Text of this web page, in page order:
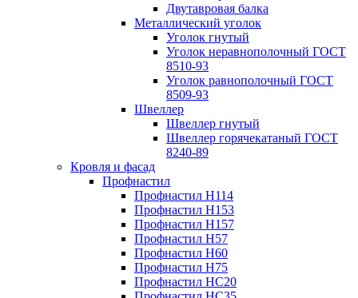
Двутавровая балка
Металлический уголок
Уголок гнутый
Уголок неравнополочный ГОСТ
8510-93
Уголок равнополочный ГОСТ
8509-93
Швеллер
Швеллер гнутый
Швеллер горячекатаный ГОСТ
8240-89
Кровля и фасад
Профнастил
Профнастил Н114
Профнастил Н153
Профнастил Н157
Профнастил Н57
Профнастил Н60
Профнастил Н75
Профнастил НС20